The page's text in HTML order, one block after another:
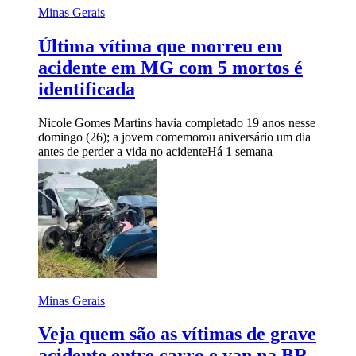
Minas Gerais
Última vítima que morreu em
acidente em MG com 5 mortos é
identificada
Nicole Gomes Martins havia completado 19 anos nesse
domingo (26); a jovem comemorou aniversário um dia
antes de perder a vida no acidenteHá 1 semana
Minas Gerais
Veja quem são as vítimas de grave